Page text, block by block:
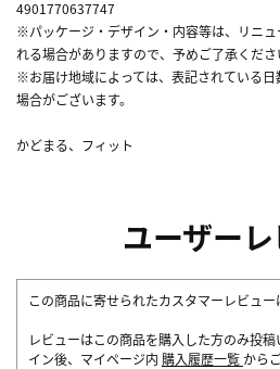
4901770637747
※パッケージ・デザイン・内容等は、リニ
れる場合がありますので、予めご了承くださ
※お届け地域によっては、表記されている日
場合がございます。
かどまる、フィット
ユーザー
この商品に寄せられたカスタマーレビュー
レビューはこの商品を購入した方のみ投
イン後、マイページ内 購入履歴一覧 から